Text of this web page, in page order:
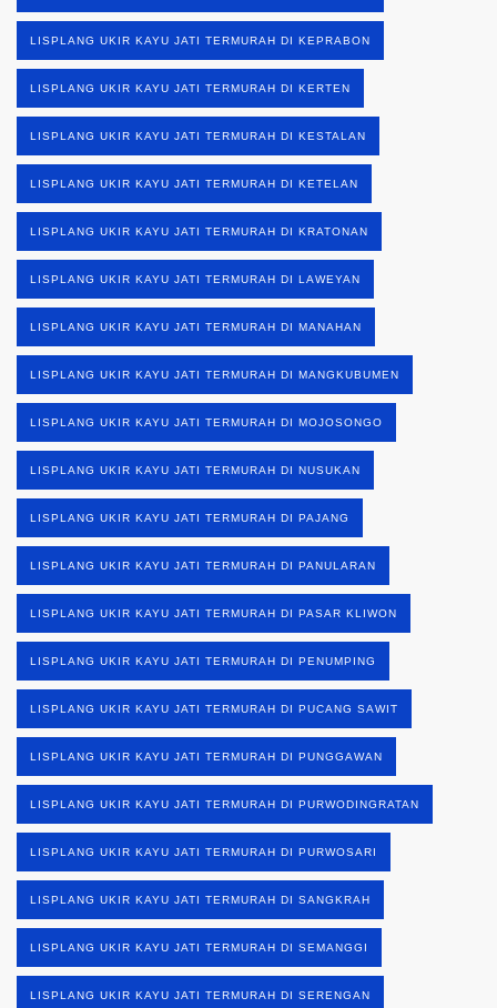
LISPLANG UKIR KAYU JATI TERMURAH DI KEPRABON
LISPLANG UKIR KAYU JATI TERMURAH DI KERTEN
LISPLANG UKIR KAYU JATI TERMURAH DI KESTALAN
LISPLANG UKIR KAYU JATI TERMURAH DI KETELAN
LISPLANG UKIR KAYU JATI TERMURAH DI KRATONAN
LISPLANG UKIR KAYU JATI TERMURAH DI LAWEYAN
LISPLANG UKIR KAYU JATI TERMURAH DI MANAHAN
LISPLANG UKIR KAYU JATI TERMURAH DI MANGKUBUMEN
LISPLANG UKIR KAYU JATI TERMURAH DI MOJOSONGO
LISPLANG UKIR KAYU JATI TERMURAH DI NUSUKAN
LISPLANG UKIR KAYU JATI TERMURAH DI PAJANG
LISPLANG UKIR KAYU JATI TERMURAH DI PANULARAN
LISPLANG UKIR KAYU JATI TERMURAH DI PASAR KLIWON
LISPLANG UKIR KAYU JATI TERMURAH DI PENUMPING
LISPLANG UKIR KAYU JATI TERMURAH DI PUCANG SAWIT
LISPLANG UKIR KAYU JATI TERMURAH DI PUNGGAWAN
LISPLANG UKIR KAYU JATI TERMURAH DI PURWODINGRATAN
LISPLANG UKIR KAYU JATI TERMURAH DI PURWOSARI
LISPLANG UKIR KAYU JATI TERMURAH DI SANGKRAH
LISPLANG UKIR KAYU JATI TERMURAH DI SEMANGGI
LISPLANG UKIR KAYU JATI TERMURAH DI SERENGAN